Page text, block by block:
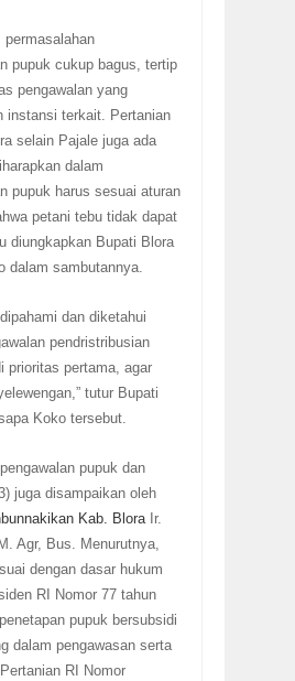
permasalahan
pupuk cukup bagus, tertip
pengawalan yang
instansi terkait. Pertanian
selain Pajale juga ada
dalam
pupuk harus sesuai aturan
petani tebu tidak dapat
diungkapkan Bupati Blora
dalam sambutannya.
dan diketahui
pendristribusian
prioritas pertama, agar
tutur Bupati
Koko tersebut.
pupuk dan
juga disampaikan oleh
Kab. BloraIr.
Agr, Bus. Menurutnya,
dengan dasar hukum
RI Nomor 77 tahun
pupuk bersubsidi
dalam pengawasan serta
RI Nomor